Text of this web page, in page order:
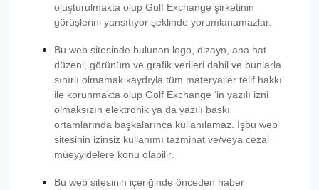
oluşturulmakta olup Gulf Exchange şirketinin
görüşlerini yansıtıyor şeklinde yorumlanamazlar.
Bu web sitesinde bulunan logo, dizayn, ana hat
düzeni, görünüm ve grafik verileri dahil ve bunlarla
sınırlı olmamak kaydıyla tüm materyaller telif hakkı
ile korunmakta olup Golf Exchange ‘in yazılı izni
olmaksızın elektronik ya da yazılı baskı
ortamlarında başkalarınca kullanılamaz. İşbu web
sitesinin izinsiz kullanımı tazminat ve/veya cezai
müeyyidelere konu olabilir.
Bu web sitesinin içeriğinde önceden haber